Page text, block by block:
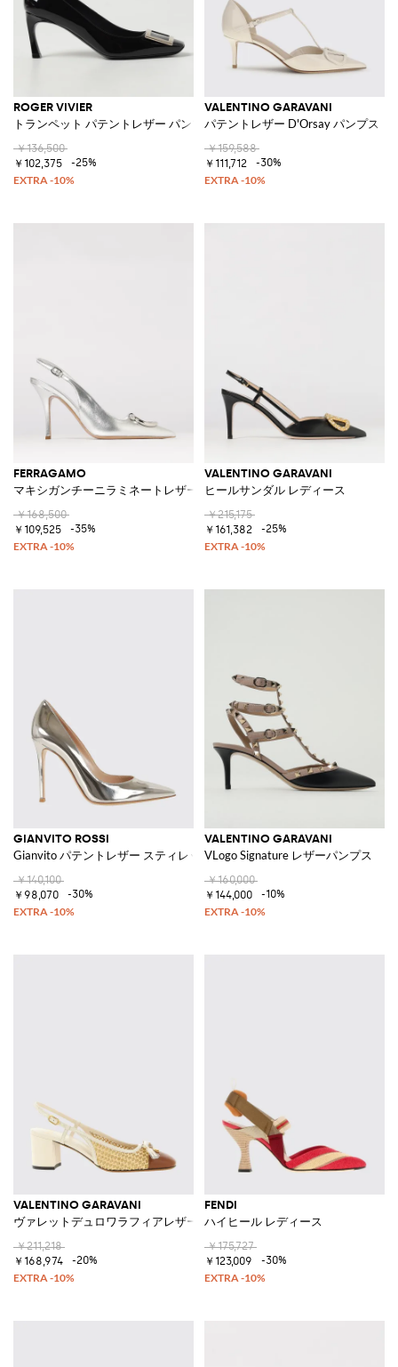
ROGER VIVIER
トランペット パテントレザー パンプス
￥136,500
￥102,375
-25%
VALENTINO GARAVANI
パテントレザー D'Orsay パンプス
￥159,588
￥111,712
-30%
FERRAGAMO
マキシガンチーニラミネートレザー製スリングバック
￥168,500
￥109,525
-35%
VALENTINO GARAVANI
ヒールサンダル レディース
￥215,175
￥161,382
-25%
GIANVITO ROSSI
Gianvito パテントレザー スティレットヒール アーモンドトゥパンプス
￥140,100
￥98,070
-30%
VALENTINO GARAVANI
VLogo Signature レザーパンプス
￥160,000
￥144,000
-10%
VALENTINO GARAVANI
ヴァレットデュロワラフィアレザーバックストラップ
￥211,218
￥168,974
-20%
FENDI
ハイヒール レディース
￥175,727
￥123,009
-30%